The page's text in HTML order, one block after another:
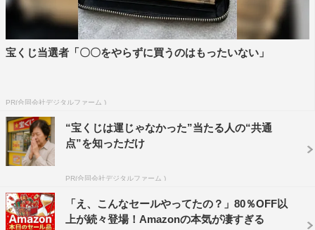
宝くじ当選者「〇〇をやらずに買うのはもったいない」
PR(合同会社デジタルファーム )
“宝くじは運じゃなかった”当たる人の“共通
点”を知っただけ
PR(合同会社デジタルファーム )
「え、こんなセールやってたの？」80％OFF以
上が続々登場！Amazonの本気が凄すぎる